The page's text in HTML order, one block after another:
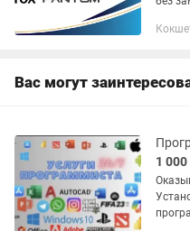
HP
Вас могут
1